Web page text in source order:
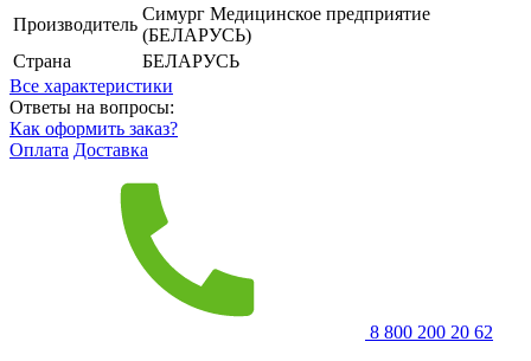
Производитель
Симург Медицинское предприятие
(БЕЛАРУСЬ)
Страна
БЕЛАРУСЬ
Все характеристики
Ответы на вопросы:
Как оформить заказ?
Оплата Доставка
8 800 200 20 62